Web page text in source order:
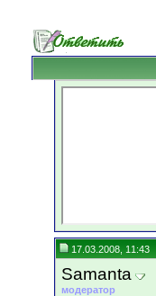
17.03.2008, 11:43
Samanta
модератор